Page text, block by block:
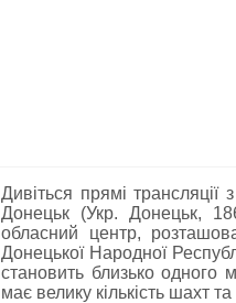
Дивіться прямі
Донецьк (Укр. Донецьк,
обласний центр,
Донецької Народної
становить близько одного
має велику кількість шахт